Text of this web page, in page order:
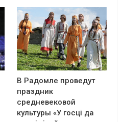
В Радомле проведут
праздник
средневековой
культуры «У госці да